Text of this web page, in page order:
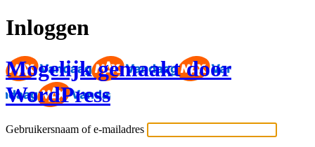
Inloggen
Mogelijk gemaakt door
WordPress
Gebruikersnaam of e-mailadres